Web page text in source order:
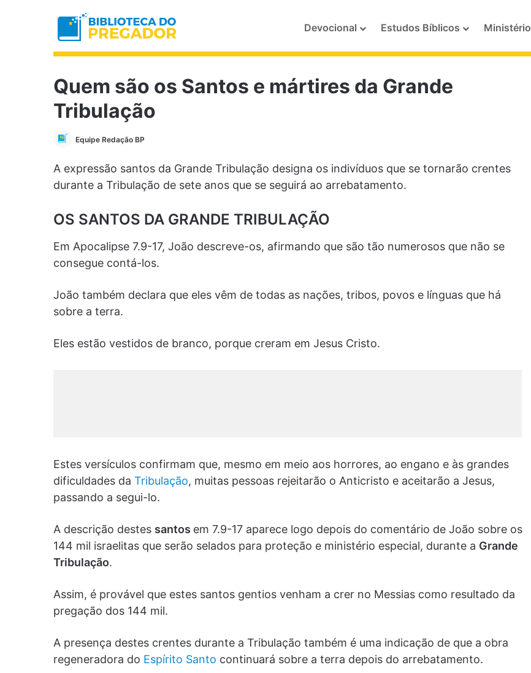
Devocional Estudos Bíblicos Ministério
Quem são os Santos e mártires da Grande
Tribulação
Equipe Redação BP
A expressão santos da Grande Tribulação designa os indivíduos que se tornarão crentes
durante a Tribulação de sete anos que se seguirá ao arrebatamento.
OS SANTOS DA GRANDE TRIBULAÇÃO
Em Apocalipse 7.9-17, João descreve-os, afirmando que são tão numerosos que não se
consegue contá-los.
João também declara que eles vêm de todas as nações, tribos, povos e línguas que há
sobre a terra.
Eles estão vestidos de branco, porque creram em Jesus Cristo.
Estes versículos confirmam que, mesmo em meio aos horrores, ao engano e às grandes
dificuldades da Tribulação, muitas pessoas rejeitarão o Anticristo e aceitarão a Jesus,
passando a segui-lo.
A descrição destes santos em 7.9-17 aparece logo depois do comentário de João sobre os
144 mil israelitas que serão selados para proteção e ministério especial, durante a Grande
Tribulação.
Assim, é provável que estes santos gentios venham a crer no Messias como resultado da
pregação dos 144 mil.
A presença destes crentes durante a Tribulação também é uma indicação de que a obra
regeneradora do Espírito Santo continuará sobre a terra depois do arrebatamento.